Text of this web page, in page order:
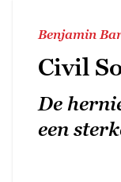
Benjamin
Civil
De
een